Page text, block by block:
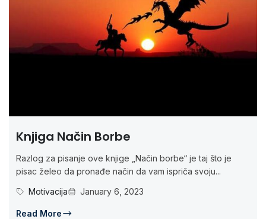
Knjiga Način Borbe
Razlog za pisanje ove knjige „Način borbe“ je taj što je
pisac želeo da pronađe način da vam ispriča svoju...
Motivacija
January 6, 2023
Read More